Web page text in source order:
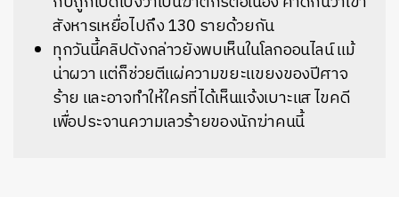
สังหารเหยื่อไปถึง 130 รายด้วยกัน
ทุกวันนี้คลิปดังกล่าวยังพบเห็นในโลกออนไลน์ แม้
น่าผวา แต่ก็ช่วยตีแผ่ความขยะแขยงของปีศาจ
ร้าย และอาจทำให้ใครที่ได้เห็นแจ้งเบาะแส ไขคดี
เพื่อประจานความเลวร้ายของนักฆ่าคนนี้